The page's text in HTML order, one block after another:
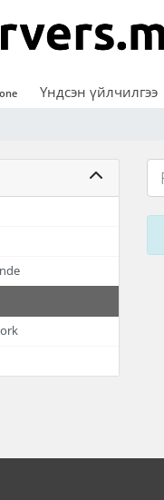
Үндсэн үйлчилгээ